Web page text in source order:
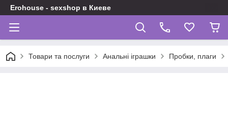
Erohouse - sexshop в Киеве
Товари та послуги Анальні іграшки Пробки, плаги